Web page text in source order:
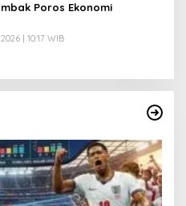
Poros Ekonomi
| 10:17 WIB